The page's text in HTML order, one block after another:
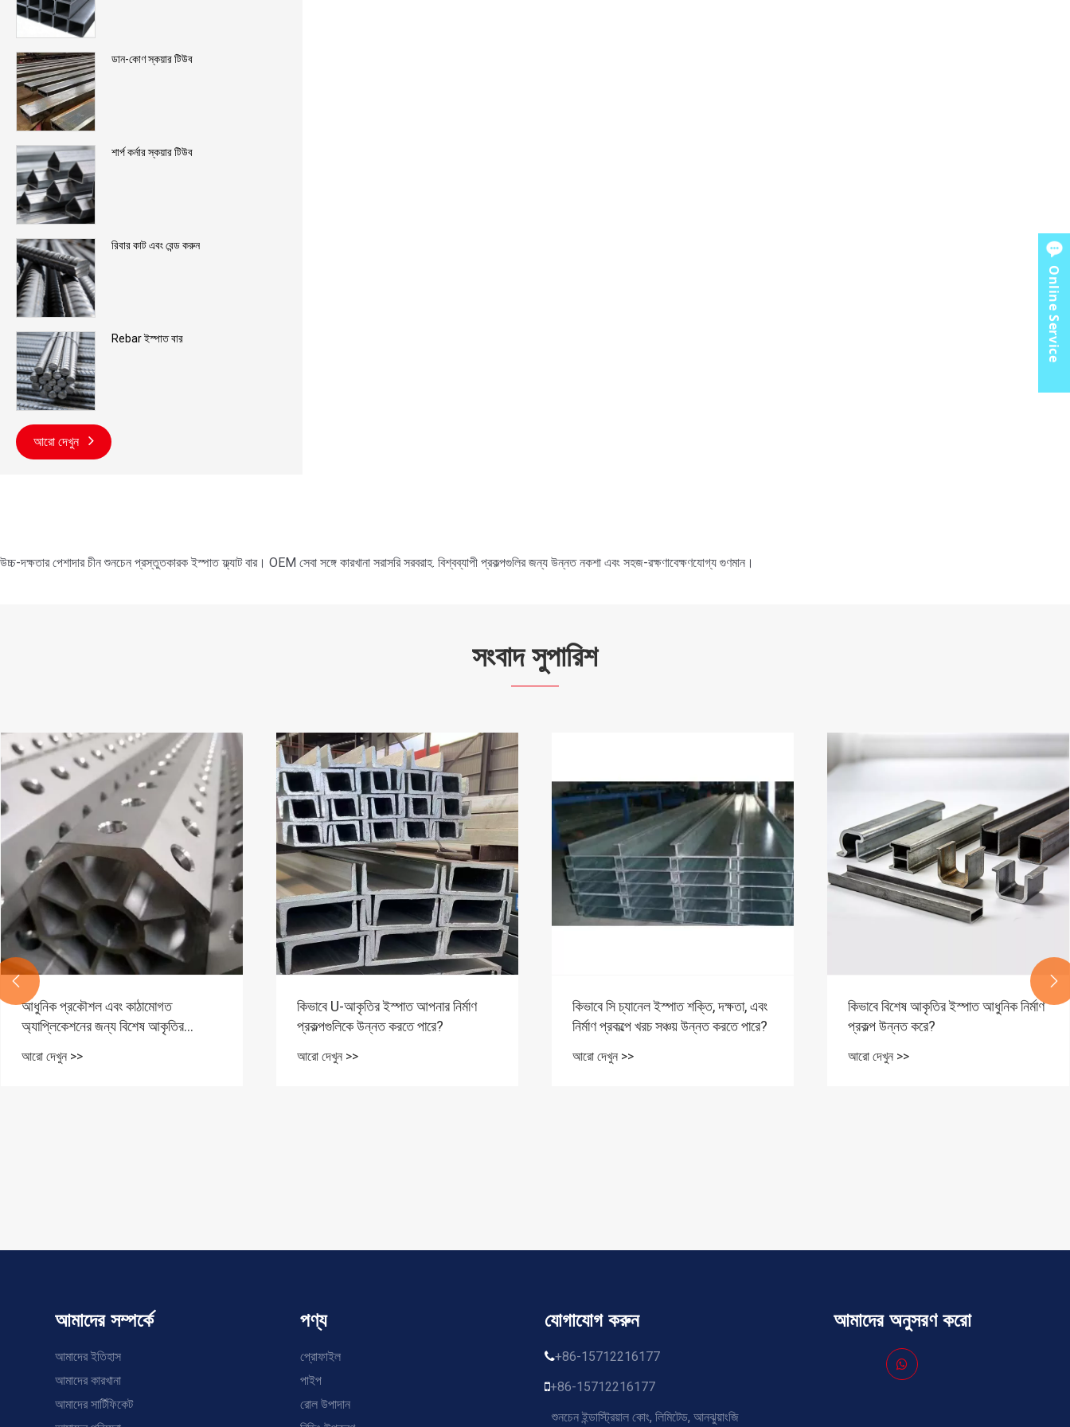
ডান-কোণ স্কয়ার টিউব
শার্প কর্নার স্কয়ার টিউব
রিবার কাট এবং বেন্ড করুন
Rebar ইস্পাত বার
আরো দেখুন
উচ্চ-দক্ষতার পেশাদার চীন শুনচেন প্রস্তুতকারক ইস্পাত ফ্ল্যাট বার। OEM সেবা সঙ্গে কারখানা সরাসরি সরবরাহ. বিশ্বব্যাপী প্রকল্পগুলির জন্য উন্নত নকশা এবং সহজ-রক্ষণাবেক্ষণযোগ্য গুণমান।
সংবাদ সুপারিশ
কিভাবে U-আকৃতির ইস্পাত আপনার নির্মাণ
প্রকল্পগুলিকে উন্নত করতে পারে?
আরো দেখুন >>
কিভাবে সি চ্যানেল ইস্পাত শক্তি, দক্ষতা, এবং
নির্মাণ প্রকল্পে খরচ সঞ্চয় উন্নত করতে পারে?
আরো দেখুন >>
কিভাবে বিশেষ আকৃতির ইস্পাত আধুনিক নির্মাণ
প্রকল্প উন্নত করে?
আরো দেখুন >>
 
আমাদের সম্পর্কে
আমাদের ইতিহাস
আমাদের কারখানা
আমাদের সার্টিফিকেট
পণ্য
প্রোফাইল
পাইপ
রোল উপাদান
যোগাযোগ করুন
+86-15712216177
+86-15712216177
শুনচেন ইন্ডাস্ট্রিয়াল কোং, লিমিটেড, আনঝুয়াংজি
আমাদের অনুসরণ করো
Online Service